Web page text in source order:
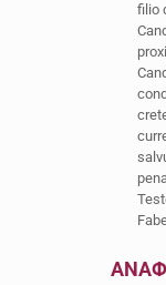
filio